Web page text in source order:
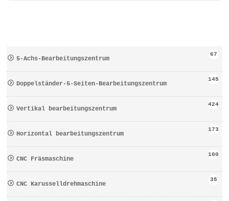
5-Achs-Bearbeitungszentrum
67
Doppelständer-5-Seiten-Bearbeitungszentrum
145
Vertikal bearbeitungszentrum
424
Horizontal bearbeitungszentrum
173
CNC Fräsmaschine
100
CNC Karusselldrehmaschine
35